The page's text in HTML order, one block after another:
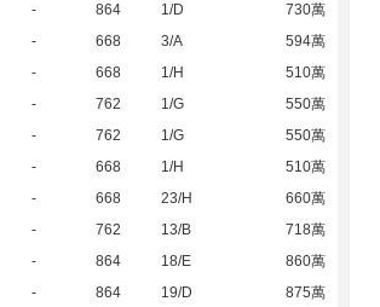
- 864 1/D
730萬
- 668 3/A
594萬
- 668 1/H
510萬
- 762 1/G
550萬
- 762 1/G
550萬
- 668 1/H
510萬
- 668 23/H
660萬
- 762 13/B
718萬
- 864 18/E
860萬
- 864 19/D
875萬